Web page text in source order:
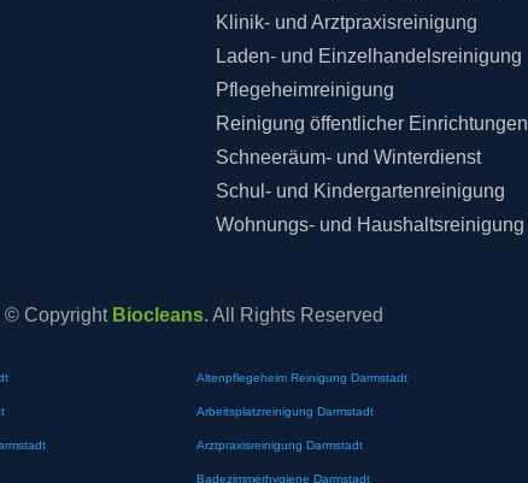
Klinik- und Arztpraxisreinigung
Laden- und Einzelhandelsreinigung
Pflegeheimreinigung
Reinigung öffentlicher Einrichtungen
Schneeräum- und Winterdienst
Schul- und Kindergartenreinigung
Wohnungs- und Haushaltsreinigung
© Copyright Biocleans. All Rights Reserved
Altenpflegeheim Reinigung Darmstadt
Arbeitsplatzreinigung Darmstadt
Arztpraxisreinigung Darmstadt
Badezimmerhygiene Darmstadt